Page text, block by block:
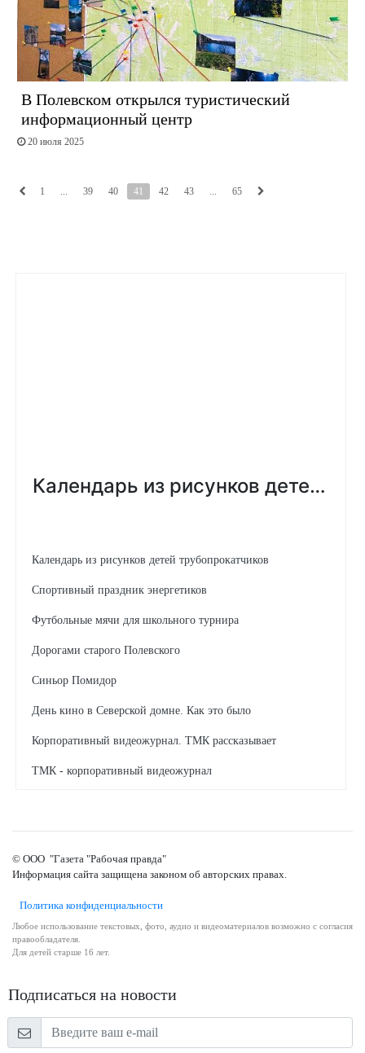
В Полевском открылся туристический
информационный центр
20 июля 2025
1 ... 39 40 41 42 43 ... 65
Календарь из рисунков детей трубопрокатчиков
Спортивный праздник энергетиков
Футбольные мячи для школьного турнира
Дорогами старого Полевского
Синьор Помидор
День кино в Северской домне. Как это было
Корпоративный видеожурнал. ТМК рассказывает
ТМК - корпоративный видеожурнал
"Городок Солнца" отметил юбилей
Как чествовали Ильдуса Кутлубаева
ТМК рассказывает - корпоративный видеожурнал
Как награждали полевчан
Как заводчане отпраздновали День Победы
© ООО "Газета "Рабочая правда"
Информация сайта защищена законом об авторских правах.
Политика конфиденциальности
Любое использование текстовых, фото, аудио и видеоматериалов возможно с согласия
правообладателя.
Для детей старше 16 лет.
Подписаться на новости